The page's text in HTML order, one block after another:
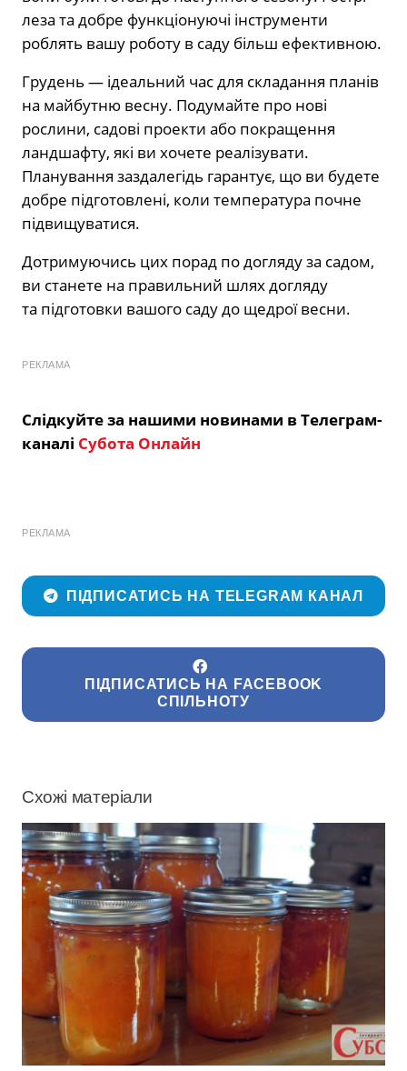
леза та добре функціонуючі інструменти
роблять вашу роботу в саду більш ефективною.
Грудень — ідеальний час для складання планів
на майбутню весну. Подумайте про нові
рослини, садові проекти або покращення
ландшафту, які ви хочете реалізувати.
Планування заздалегідь гарантує, що ви будете
добре підготовлені, коли температура почне
підвищуватися.
Дотримуючись цих порад по догляду за садом,
ви станете на правильний шлях догляду
та підготовки вашого саду до щедрої весни.
РЕКЛАМА
Слідкуйте за нашими новинами в Телеграм-
каналі Субота Онлайн
РЕКЛАМА
ПІДПИСАТИСЬ НА TELEGRAM КАНАЛ
ПІДПИСАТИСЬ НА FACEBOOK
СПІЛЬНОТУ
Схожі матеріали